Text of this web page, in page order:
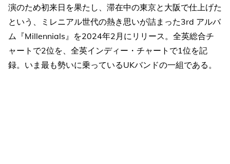
演のため初来日を果たし、滞在中の東京と大阪で仕上げた
という、ミレニアル世代の熱き思いが詰まった3rd アルバ
ム『Millennials』を2024年2月にリリース。全英総合チ
ャートで2位を、全英インディー・チャートで1位を記
録。いま最も勢いに乗っているUKバンドの一組である。